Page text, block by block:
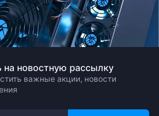
новостную рассылку
важные акции, новости